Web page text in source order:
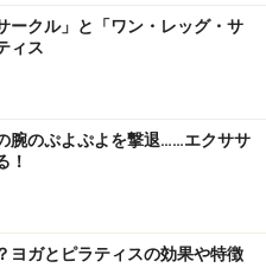
プス
の方に向くように手の平
ークル」と「ワン・レッグ・サ
ィス
腕のぷよぷよを撃退……エクササ
！
ヨガとピラティスの効果や特徴